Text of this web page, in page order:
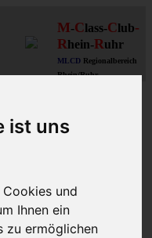
ist uns
und
Ihnen ein
zu ermöglichen
M-Class-Club-
Rhein-Ruhr
MLCD Regionalbereich
Rhein/Ruhr